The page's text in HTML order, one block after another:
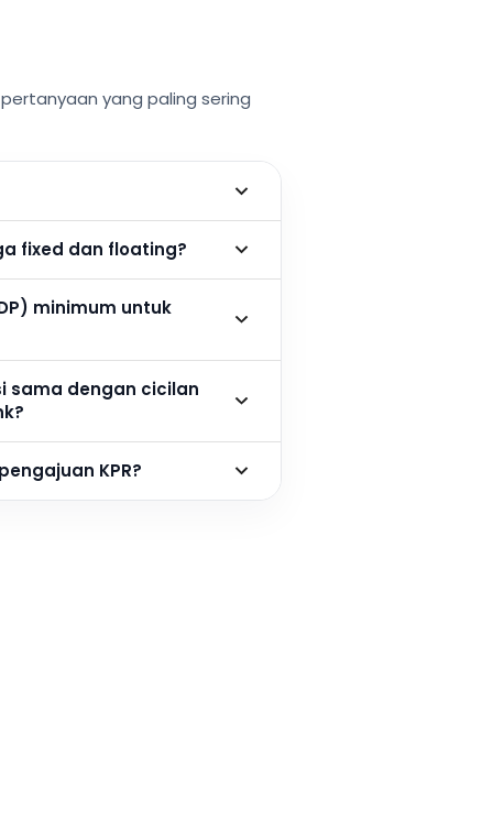
yang paling sering
fixed dan floating?
minimum untuk
sama dengan cicilan
KPR?